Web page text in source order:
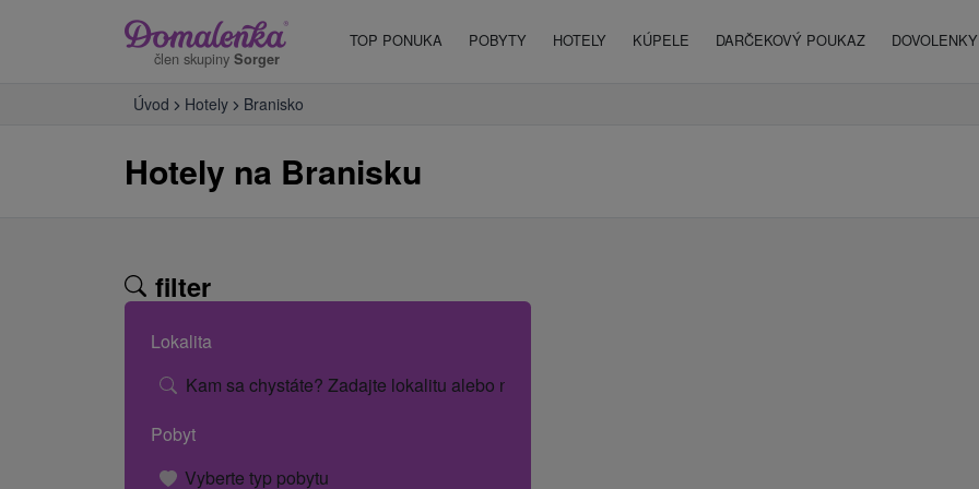
člen skupiny Sorger
TOP PONUKA POBYTY HOTELY KÚPELE DARČEKOVÝ POUKAZ
Úvod Hotely Branisko
Hotely na Branisku
filter
Lokalita
Kam sa chystáte? Zadajte lokalitu alebo názov hotela.
Pobyt
Vyberte typ pobytu